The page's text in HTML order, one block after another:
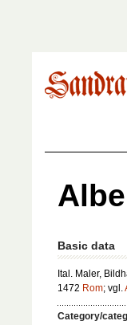
Basic data
Ital. Maler,
1472 Rom; vgl.
Category/